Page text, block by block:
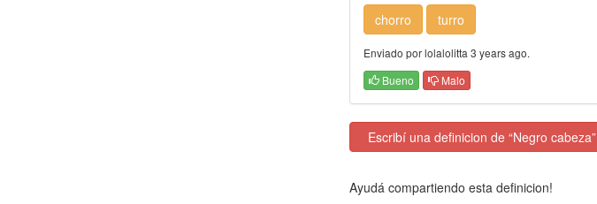
chorro
turro
Enviado por lolalolitta 3 years ago.
Bueno
Malo
Escribí una definicion de “Negro cabeza”
Ayudá compartiendo esta definicion!